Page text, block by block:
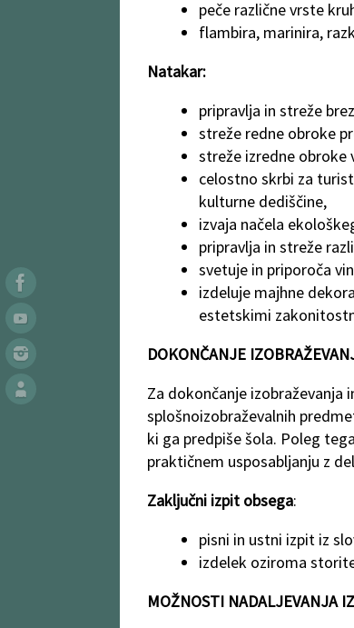
peče različne vrste
flambira, marinira,
Natakar:
pripravlja in streže
streže redne obroke
streže izredne obroke
celostno skrbi za
kulturne dediščine,
izvaja načela
pripravlja in streže
svetuje in priporoča
izdeluje majhne
estetskimi
DOKONČANJE
Za dokončanje izobraževanja
splošnoizobraževalnih
ki ga predpiše šola. Poleg
praktičnem usposabljanju z
Zaključni izpit obsega:
pisni in ustni izpit iz
izdelek oziroma
MOŽNOSTI NADALJEVANJA